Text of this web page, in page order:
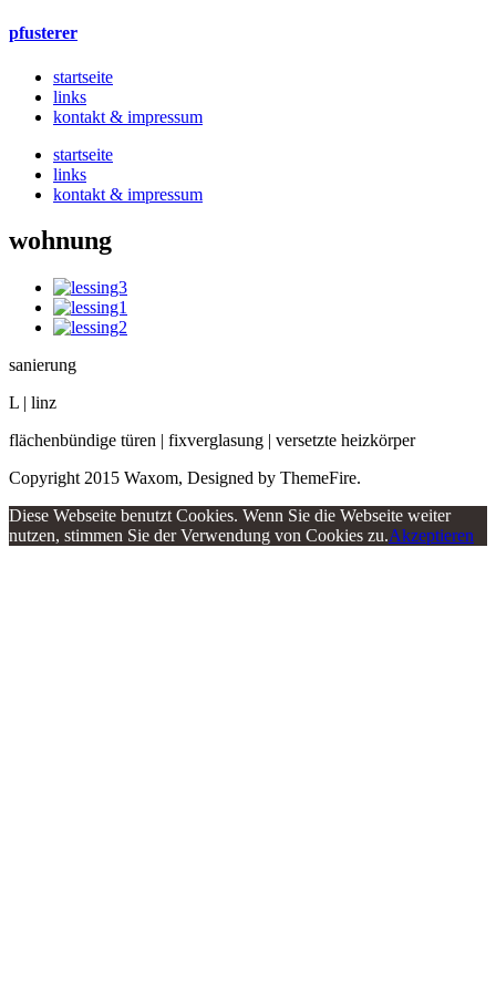
pfusterer
startseite
links
kontakt & impressum
startseite
links
kontakt & impressum
wohnung
sanierung
L | linz
flächenbündige türen | fixverglasung | versetzte heizkörper
Copyright 2015 Waxom, Designed by ThemeFire.
Diese Webseite benutzt Cookies. Wenn Sie die Webseite weiter
nutzen, stimmen Sie der Verwendung von Cookies zu.Akzeptieren